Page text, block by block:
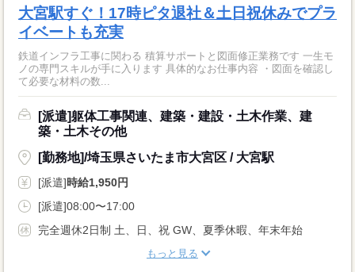
大宮駅すぐ！17時ピタ退社＆土日祝休みでプラ
イベートも充実
鉄道インフラ工事に関わる 積算サポートと図面修正業務です 一生モ
ノの専門スキルが手に入ります 具体的なお仕事内容 ・図面を確認し
て必要な材料の数...
[派遣]躯体工事関連、建築・建設・土木作業、建
築・土木その他
[勤務地]/埼玉県さいたま市大宮区 / 大宮駅
[派遣]時給1,950円
[派遣]08:00〜17:00
完全週休2日制 土、日、祝 GW、夏季休暇、年末年始
もっと見る